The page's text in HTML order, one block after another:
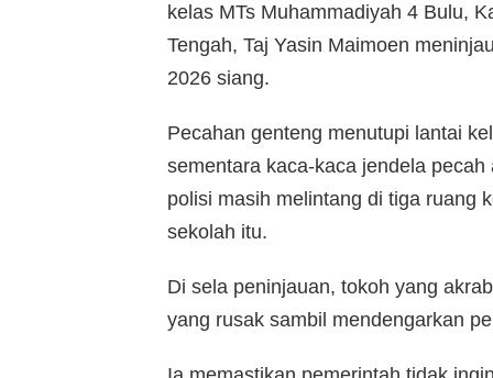
kelas MTs Muhammadiyah 4 Bulu,
Tengah, Taj Yasin Maimoen
2026 siang.
Pecahan genteng menutupi lantai
sementara kaca-kaca jendela
polisi masih melintang di tiga ruang
sekolah itu.
Di sela peninjauan, tokoh yang
yang rusak sambil mendengarkan